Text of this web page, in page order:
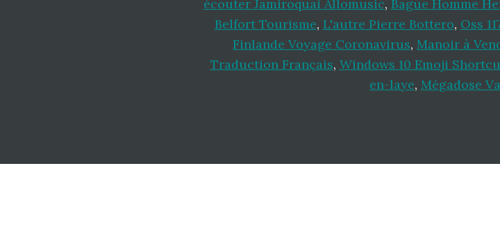
écouter Jamiroquai Allomusic, Bague Homme
Belfort Tourisme, L'autre Pierre Bottero, Oss
Finlande Voyage Coronavirus, Manoir à
Traduction Français, Windows 10 Emoji
en-laye, Mégadose